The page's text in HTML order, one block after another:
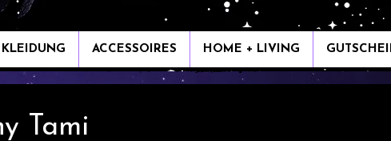
KLEIDUNG ACCESSOIRES HOME + LIVING
Tami